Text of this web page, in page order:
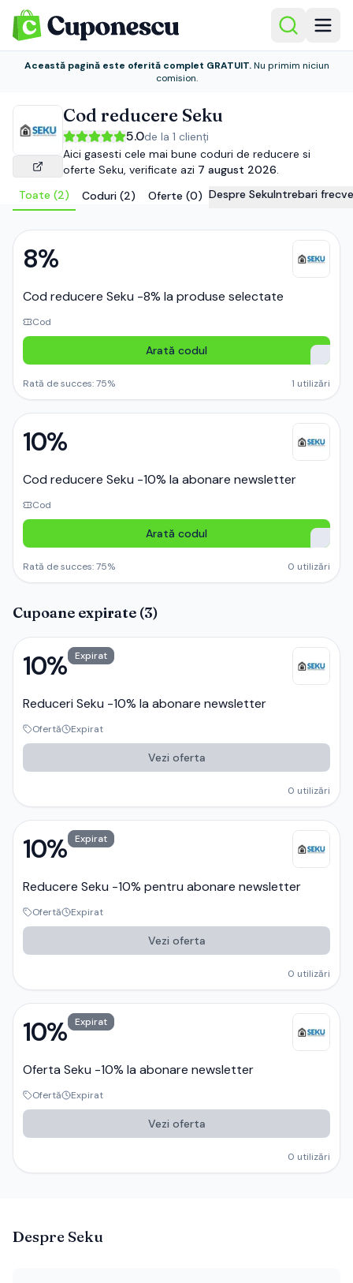
Această pagină este oferită complet GRATUIT.Nu primim niciun
comision.
Cod reducere Seku
5.0de la 1 clienți
Aici gasesti cele mai bune coduri de reducere si
oferte Seku, verificate azi 7 august 2026.
Toate (2) Coduri (2) Oferte (0) Despre SekuIntrebari
8%
Cod reducere Seku -8% la produse selectate
Cod
Arată codul
Rată de succes:75% 1 utilizări
10%
Cod reducere Seku -10% la abonare newsletter
Cod
Arată codul
Rată de succes:75% 0 utilizări
Cupoane expirate (3)
10% Expirat
Reduceri Seku -10% la abonare newsletter
Ofertă Expirat
Vezi oferta
0 utilizări
10% Expirat
Reducere Seku -10% pentru abonare newsletter
Ofertă Expirat
Vezi oferta
0 utilizări
10% Expirat
Oferta Seku -10% la abonare newsletter
Ofertă Expirat
Vezi oferta
0 utilizări
Despre Seku